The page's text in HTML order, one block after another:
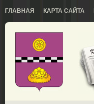
ГЛАВНАЯ КАРТА САЙТА